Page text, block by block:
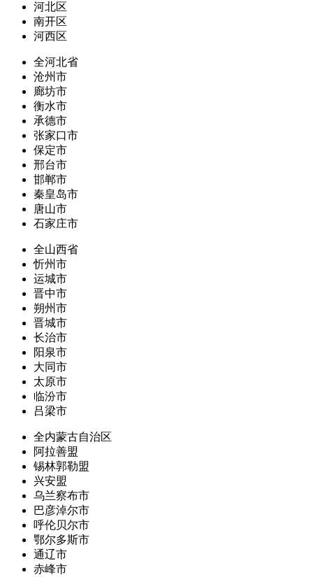
河北区
南开区
河西区
全河北省
沧州市
廊坊市
衡水市
承德市
张家口市
保定市
邢台市
邯郸市
秦皇岛市
唐山市
石家庄市
全山西省
忻州市
运城市
晋中市
朔州市
晋城市
长治市
阳泉市
大同市
太原市
临汾市
吕梁市
全内蒙古自治区
阿拉善盟
锡林郭勒盟
兴安盟
乌兰察布市
巴彦淖尔市
呼伦贝尔市
鄂尔多斯市
通辽市
赤峰市